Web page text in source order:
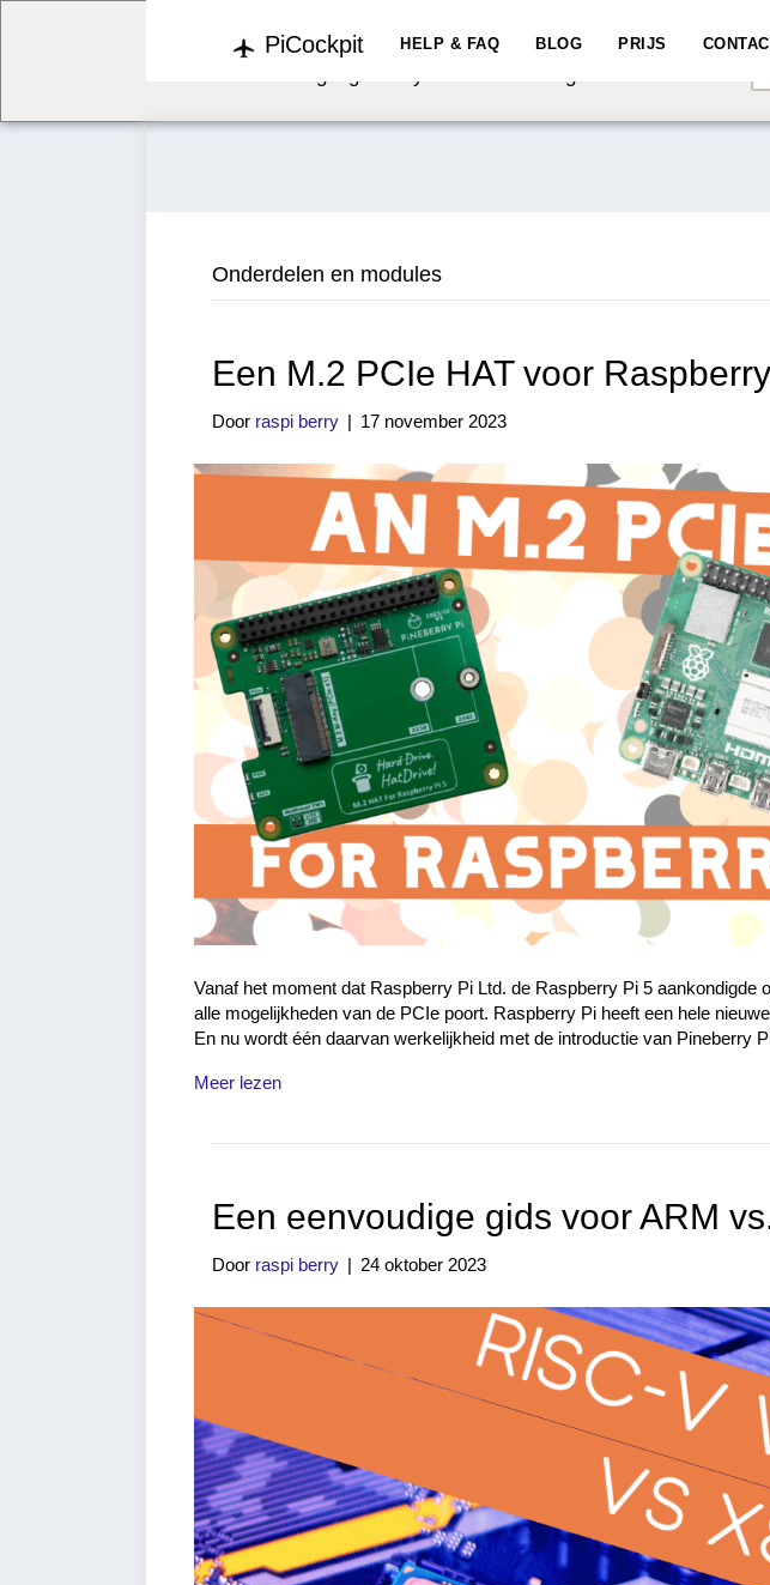
We've detected you might be speaking a different
PiCockpit HELP & FAQ BLOG PRIJS
Onderdelen en modules
Een M.2 PCIe HAT voor
Door raspi berry | 17 november 2023
Vanaf het moment dat Raspberry Pi Ltd. de Raspberry Pi 5 aankondigde
alle mogelijkheden van de PCIe poort. Raspberry Pi heeft een hele
En nu wordt één daarvan werkelijkheid met de introductie van Pineberry
Meer lezen
Een eenvoudige gids voor ARM
Door raspi berry | 24 oktober 2023